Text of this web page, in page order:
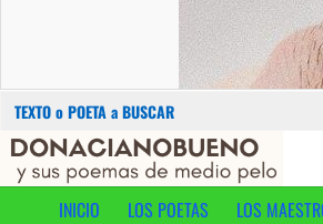
Buscar:
Saltar
contenidoINICIO
LOS POETAS LOS